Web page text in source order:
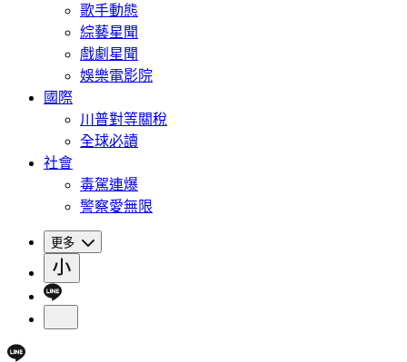
歌手動態
綜藝星聞
戲劇星聞
娛樂電影院
國際
川普對等關稅
全球必讀
社會
毒駕連爆
警察愛無限
更多